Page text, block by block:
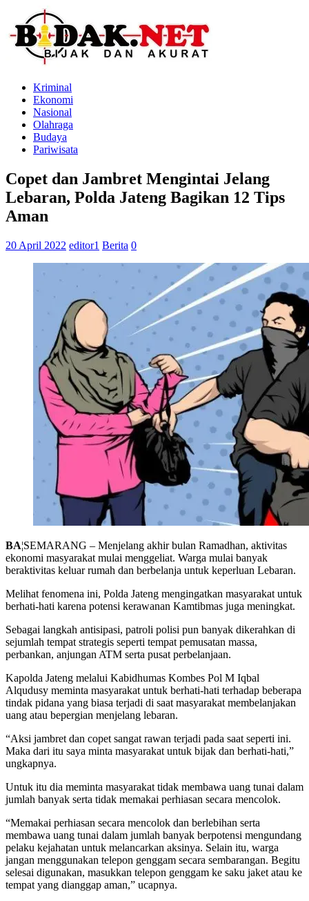
Kriminal
Ekonomi
Nasional
Olahraga
Budaya
Pariwisata
Copet dan Jambret Mengintai Jelang
Lebaran, Polda Jateng Bagikan 12 Tips
Aman
20 April 2022 editor1 Berita 0
BA¦SEMARANG – Menjelang akhir bulan Ramadhan, aktivitas
ekonomi masyarakat mulai menggeliat. Warga mulai banyak
beraktivitas keluar rumah dan berbelanja untuk keperluan Lebaran.
Melihat fenomena ini, Polda Jateng mengingatkan masyarakat untuk
berhati-hati karena potensi kerawanan Kamtibmas juga meningkat.
Sebagai langkah antisipasi, patroli polisi pun banyak dikerahkan di
sejumlah tempat strategis seperti tempat pemusatan massa,
perbankan, anjungan ATM serta pusat perbelanjaan.
Kapolda Jateng melalui Kabidhumas Kombes Pol M Iqbal
Alqudusy meminta masyarakat untuk berhati-hati terhadap beberapa
tindak pidana yang biasa terjadi di saat masyarakat membelanjakan
uang atau bepergian menjelang lebaran.
“Aksi jambret dan copet sangat rawan terjadi pada saat seperti ini.
Maka dari itu saya minta masyarakat untuk bijak dan berhati-hati,”
ungkapnya.
Untuk itu dia meminta masyarakat tidak membawa uang tunai dalam
jumlah banyak serta tidak memakai perhiasan secara mencolok.
“Memakai perhiasan secara mencolok dan berlebihan serta
membawa uang tunai dalam jumlah banyak berpotensi mengundang
pelaku kejahatan untuk melancarkan aksinya. Selain itu, warga
jangan menggunakan telepon genggam secara sembarangan. Begitu
selesai digunakan, masukkan telepon genggam ke saku jaket atau ke
tempat yang dianggap aman,” ucapnya.